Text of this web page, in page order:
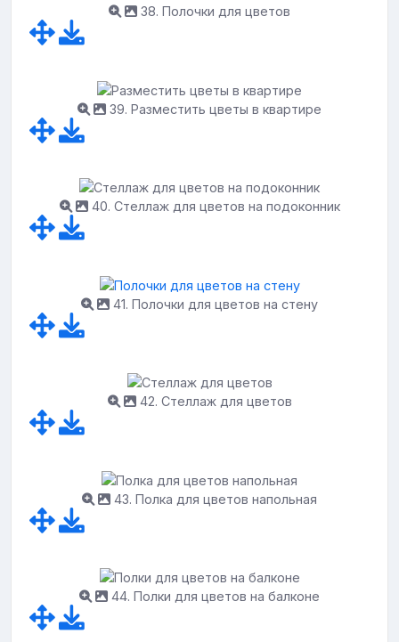
38. Полочки для цветов
39. Разместить цветы в квартире
40. Стеллаж для цветов на подоконник
41. Полочки для цветов на стену
42. Стеллаж для цветов
43. Полка для цветов напольная
44. Полки для цветов на балконе